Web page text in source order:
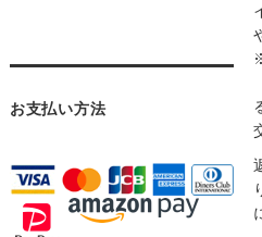
お支払い方法